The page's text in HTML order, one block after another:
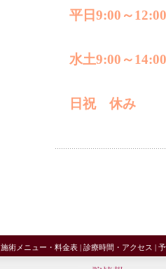
平日9:00～
水土9:00～14:00
日祝 休み
施術メニュー・料金表| 診療時間・アクセス |